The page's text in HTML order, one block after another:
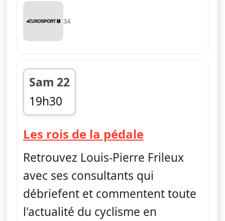
34
Sam 22
19h30
fin 19h40
Les rois de la pédale— Les rois de
Retrouvez Louis-Pierre Frileux
avec ses consultants qui
débriefent et commentent toute
l'actualité du cyclisme en